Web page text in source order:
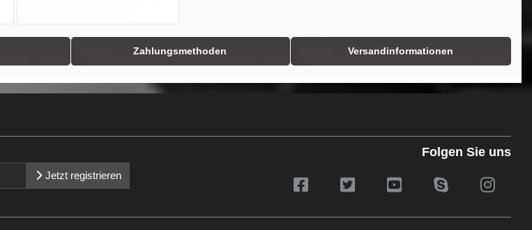
Zahlungsmethoden Versandinformationen
Jetzt registrieren
Folgen Sie uns